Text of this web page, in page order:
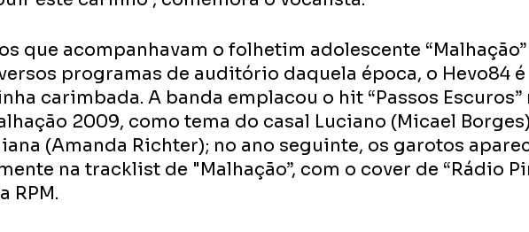
que acompanhavam o folhetim adolescente
programas de auditório daquela época, o Hevo84 é
carimbada. A banda emplacou o hit “Passos Escuros”
2009, como tema do casal Luciano (Micael
(Amanda Richter); no ano seguinte, os garotos
na tracklist de "Malhação”, com o cover de “Rádio
RPM.